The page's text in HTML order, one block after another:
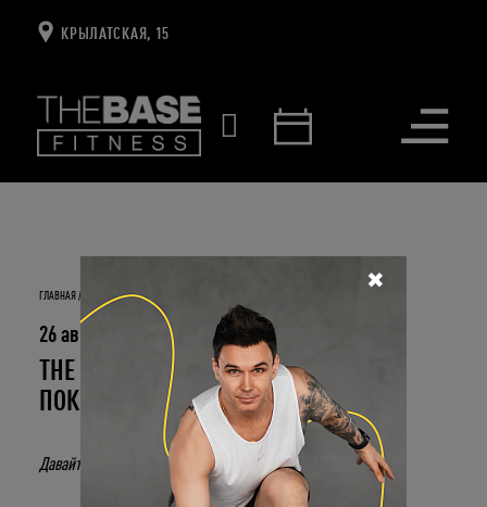
КРЫЛАТСКАЯ, 15
Открыть
ГЛАВНАЯ НОВОСТИ И СОБЫТИЯ
26 августа 2022
THE BASE: 6 ЛЕТ ФИТНЕСУ НОВОГО
ПОКОЛЕНИЯ
Давайте тренироваться вместе!
✖